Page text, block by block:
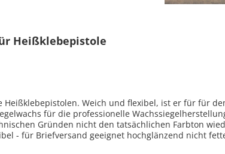
Heißklebepistole
Heißklebepistolen. Weich und flexibel, ist er für für
für die professionelle
Gründen nicht den tatsächlichen Farbton
- für Briefversand geeignet hochglänzend nicht